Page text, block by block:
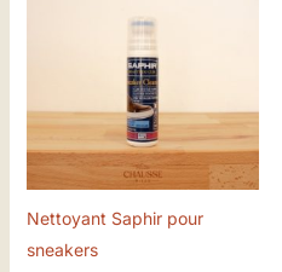
Nettoyant Saphir pour
sneakers